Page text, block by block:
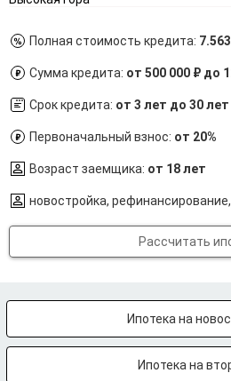
Полная стоимость кредита:
Сумма кредита: от 500 000 ₽ до
Срок кредита: от 3 лет до 30 лет
Первоначальный взнос: от 20%
Возраст заемщика: от 18 лет
новостройка, рефинансирование,
Рассчитать
Ипотека на
Ипотека на